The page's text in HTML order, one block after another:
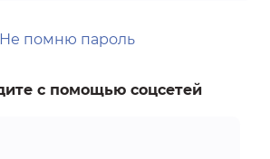
Не помню пароль
с помощью соцсетей